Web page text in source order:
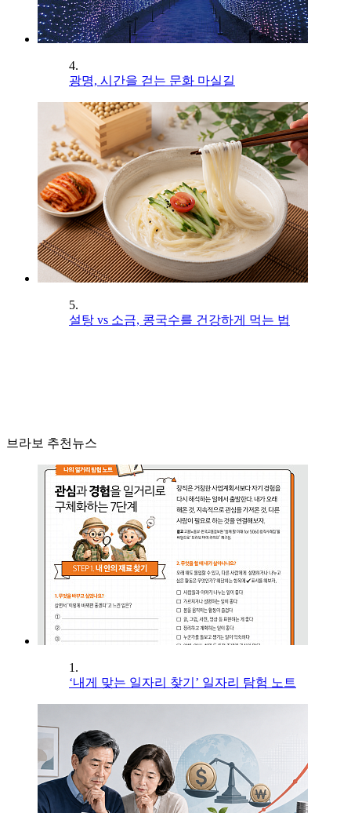
4.
광명, 시간을 걷는 문화 마실길
5.
설탕 vs 소금, 콩국수를 건강하게 먹는 법
브라보 추천뉴스
1.
‘내게 맞는 일자리 찾기’ 일자리 탐험 노트